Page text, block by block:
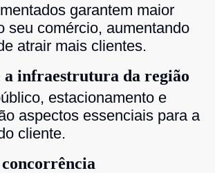
garantem maior
seu comércio, aumentando
atrair mais clientes.
infraestrutura da região
estacionamento e
aspectos essenciais para a
cliente.